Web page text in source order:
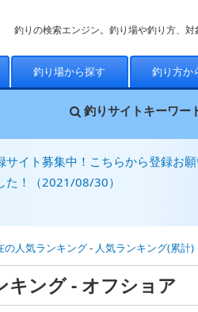
釣りの検索エンジン。釣り場や釣り方、
釣り場から探す 釣り方か
釣りサイトキーワー
サイト募集中！こちらから登録お願
た！（2021/08/30）
の人気ランキング- 人気ランキング(累計)
キング - オフショア